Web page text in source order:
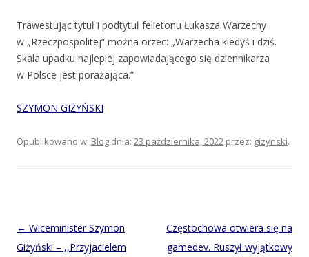
Trawestując tytuł i podtytuł felietonu Łukasza Warzechy
w „Rzeczpospolitej” można orzec: „Warzecha kiedyś i dziś.
Skala upadku najlepiej zapowiadającego się dziennikarza
w Polsce jest porażająca.”
SZYMON GIŻYŃSKI
Opublikowano w: Blog dnia: 23 października, 2022 przez: gizynski.
Post
navigation
← Wiceminister Szymon
Giżyński – ,,Przyjacielem
Częstochowa otwiera się na
gamedev. Ruszył wyjątkowy